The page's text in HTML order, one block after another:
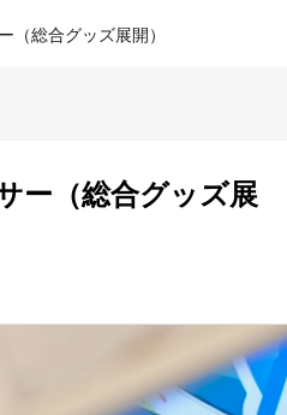
（総合グッズ展開）
ー（総合グッズ展